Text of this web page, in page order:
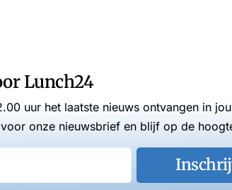
Lunch24
uur het laatste nieuws ontvangen in
onze nieuwsbrief en blijf op de